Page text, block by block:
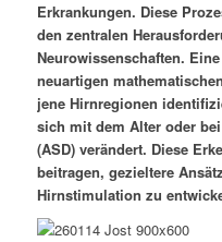
Erkrankungen. Diese
den zentralen
Neurowissenschaften.
neuartigen
jene Hirnregionen
sich mit dem Alter oder
(ASD) verändert. Diese
beitragen, gezieltere
Hirnstimulation zu